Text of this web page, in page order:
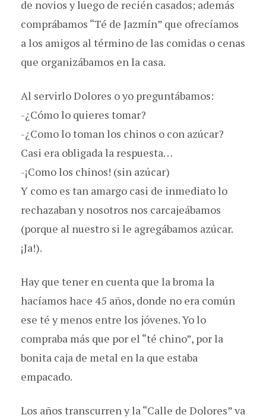
de novios y luego de recién casados; además
comprábamos “Té de Jazmín” que ofrecíamos
a los amigos al término de las comidas o cenas
que organizábamos en la casa.
Al servirlo Dolores o yo preguntábamos:
-¿Cómo lo quieres tomar?
-¿Como lo toman los chinos o con azúcar?
Casi era obligada la respuesta…
-¡Como los chinos! (sin azúcar)
Y como es tan amargo casi de inmediato lo
rechazaban y nosotros nos carcajeábamos
(porque al nuestro si le agregábamos azúcar.
¡Ja!).
Hay que tener en cuenta que la broma la
hacíamos hace 45 años, donde no era común
ese té y menos entre los jóvenes. Yo lo
compraba más que por el “té chino”, por la
bonita caja de metal en la que estaba
empacado.
Los años transcurren y la “Calle de Dolores” va